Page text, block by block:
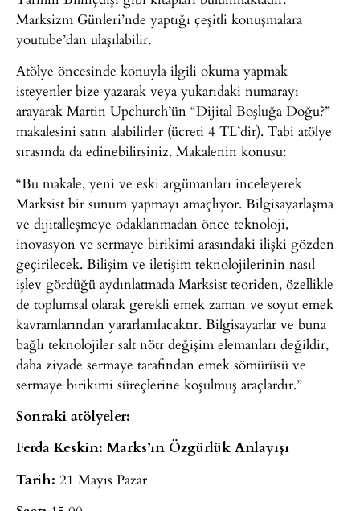
Marksizm Günleri’nde yaptığı çeşitli konuşmalara
youtube’dan ulaşılabilir.
Atölye öncesinde konuyla ilgili okuma yapmak
isteyenler bize yazarak veya yukarıdaki numarayı
arayarak Martin Upchurch’ün “Dijital Boşluğa Doğu?”
makalesini satın alabilirler (ücreti 4 TL’dir). Tabi atölye
sırasında da edinebilirsiniz. Makalenin konusu:
“Bu makale, yeni ve eski argümanları inceleyerek
Marksist bir sunum yapmayı amaçlıyor. Bilgisayarlaşma
ve dijitalleşmeye odaklanmadan önce teknoloji,
inovasyon ve sermaye birikimi arasındaki ilişki gözden
geçirilecek. Bilişim ve iletişim teknolojilerinin nasıl
işlev gördüğü aydınlatmada Marksist teoriden, özellikle
de toplumsal olarak gerekli emek zaman ve soyut emek
kavramlarından yararlanılacaktır. Bilgisayarlar ve buna
bağlı teknolojiler salt nötr değişim elemanları değildir,
daha ziyade sermaye tarafından emek sömürüsü ve
sermaye birikimi süreçlerine koşulmuş araçlardır.”
Sonraki atölyeler:
Ferda Keskin: Marks’ın Özgürlük Anlayışı
Tarih: 21 Mayıs Pazar